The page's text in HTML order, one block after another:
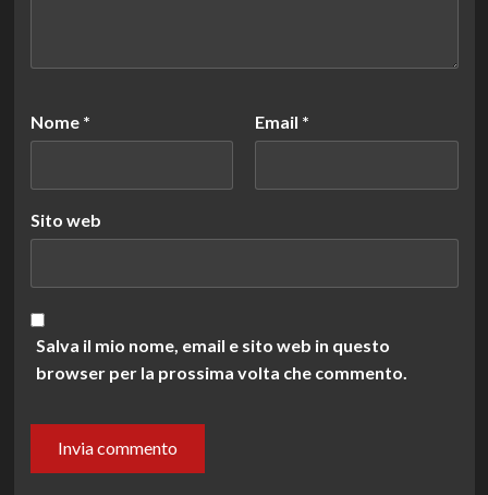
Nome * Email *
Sito web
Salva il mio nome, email e sito web in questo
browser per la prossima volta che commento.